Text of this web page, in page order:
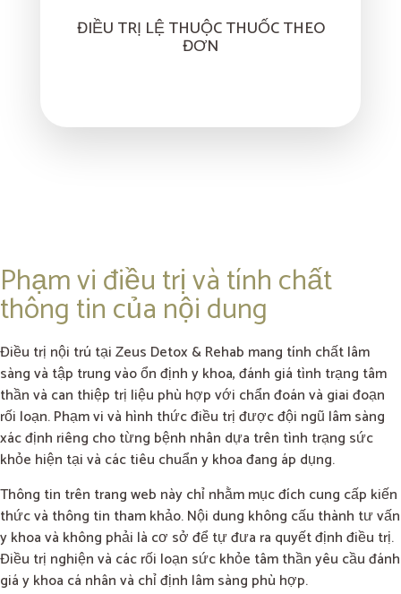
ĐIỀU TRỊ LỆ THUỘC THUỐC THEO
ĐƠN
Phạm vi điều trị và tính chất
thông tin của nội dung
Điều trị nội trú tại Zeus Detox & Rehab mang tính chất lâm
sàng và tập trung vào ổn định y khoa, đánh giá tình trạng tâm
thần và can thiệp trị liệu phù hợp với chẩn đoán và giai đoạn
rối loạn. Phạm vi và hình thức điều trị được đội ngũ lâm sàng
xác định riêng cho từng bệnh nhân dựa trên tình trạng sức
khỏe hiện tại và các tiêu chuẩn y khoa đang áp dụng.
Thông tin trên trang web này chỉ nhằm mục đích cung cấp kiến
thức và thông tin tham khảo. Nội dung không cấu thành tư vấn
y khoa và không phải là cơ sở để tự đưa ra quyết định điều trị.
Điều trị nghiện và các rối loạn sức khỏe tâm thần yêu cầu đánh
giá y khoa cá nhân và chỉ định lâm sàng phù hợp.